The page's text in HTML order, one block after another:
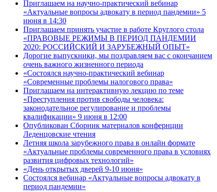
Приглашаем на научно-практический вебинар
«Актуальные вопросы адвокату в период пандемии» 5
июня в 14:30
Приглашаем принять участие в работе Круглого стола
«ПРАВОВЫЕ РЕЖИМЫ В ПЕРИОД ПАНДЕМИИ
2020: РОССИЙСКИЙ И ЗАРУБЕЖНЫЙ ОПЫТ»
Дорогие выпускники, мы поздравляем вас с окончанием
очень важного жизненного периода
«Состоялся научно-практический вебинар
«Современные проблемы налогового права»
Приглашаем на интерактивную лекцию по теме
«Преступления против свободы человека:
законодательное регулирование и проблемы
квалификации» 9 июня в 12:00
Опубликован Сборник материалов конфернции
Леденцовские чтения
Летняя школа зарубежного права в онлайн формате
«Актуальные проблемы современного права в условиях
развития цифровых технологий»
«День открытых дверей 9-10 июня»
Состоялся вебинар «Актуальные вопросы адвокату в
период пандемии»